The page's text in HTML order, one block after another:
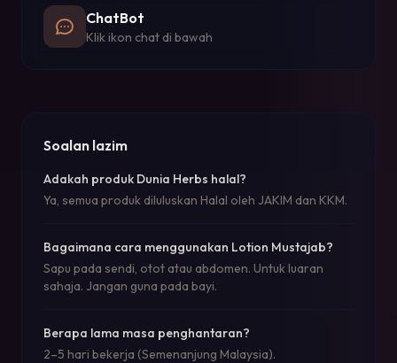
ChatBot
Klik ikon chat di bawah
Soalan lazim
Adakah produk Dunia Herbs halal?
Ya, semua produk diluluskan Halal oleh JAKIM dan KKM.
Bagaimana cara menggunakan Lotion Mustajab?
Sapu pada sendi, otot atau abdomen. Untuk luaran
sahaja. Jangan guna pada bayi.
Berapa lama masa penghantaran?
2–5 hari bekerja (Semenanjung Malaysia).